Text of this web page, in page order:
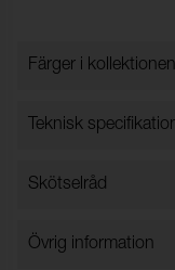
Färger i kollektionen
Färger i
Teknisk
Bredd:
Skötselråd
Torktumling i låg
Övrig information